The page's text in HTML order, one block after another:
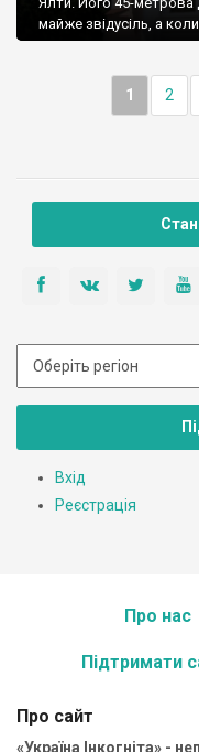
майже звідусіль, а
1 2
Вхід
Реєстрація
Про нас
Підтримати
Про сайт
«Україна Інкогніта» -